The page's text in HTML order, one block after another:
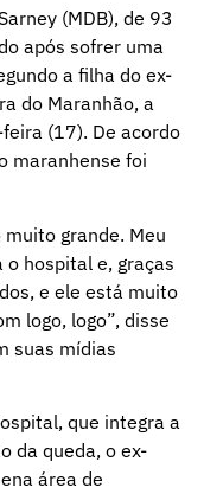
(MDB), de 93
após sofrer uma
a filha do ex-
do Maranhão, a
(17). De acordo
maranhense foi
grande. Meu
o hospital e, graças
e ele está muito
logo, logo”, disse
suas mídias
que integra a
da queda, o ex-
área de